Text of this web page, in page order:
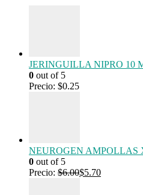
JERINGUILLA NIPRO 10
0 out of 5
Precio: $0.25
NEUROGEN AMPOLLAS
0 out of 5
Precio: $6.00$5.70